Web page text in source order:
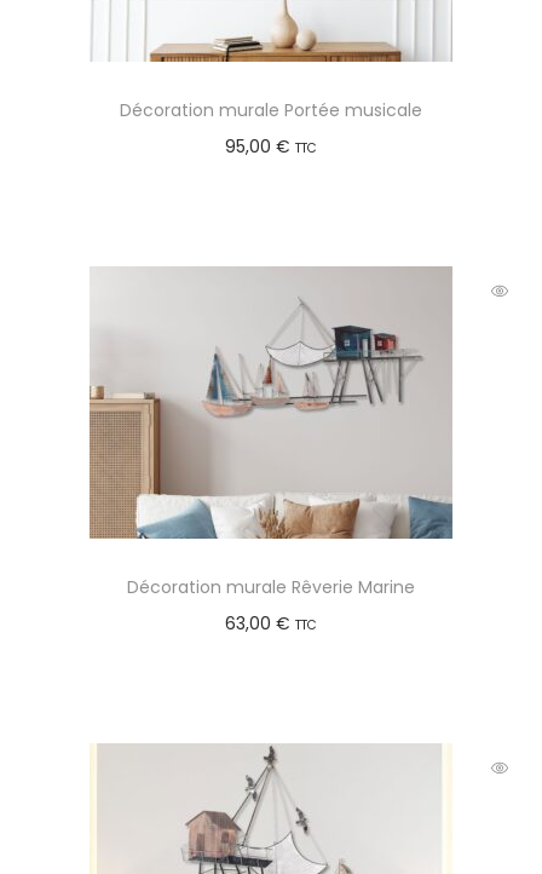
Décoration murale Portée musicale
95,00 € TTC
Décoration murale Rêverie Marine
63,00 € TTC